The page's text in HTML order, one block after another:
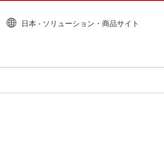
日本 - ソリューション・商品サイト